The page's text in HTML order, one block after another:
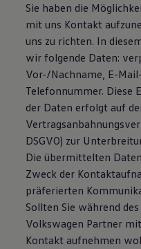
Sie haben die
mit uns Kontakt
uns zu richten. In
wir folgende Daten:
Vor-/Nachname, E-
Telefonnummer. Diese
der Daten erfolgt auf
DSGVO) zur
Die übermittelten
Zweck der
präferierten
Sollten Sie während
Volkswagen Partner
Kontakt aufnehmen